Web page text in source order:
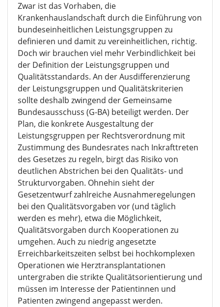
Zwar ist das Vorhaben, die
Krankenhauslandschaft durch die Einführung von
bundeseinheitlichen Leistungsgruppen zu
definieren und damit zu vereinheitlichen, richtig.
Doch wir brauchen viel mehr Verbindlichkeit bei
der Definition der Leistungsgruppen und
Qualitätsstandards. An der Ausdifferenzierung
der Leistungsgruppen und Qualitätskriterien
sollte deshalb zwingend der Gemeinsame
Bundesausschuss (G-BA) beteiligt werden. Der
Plan, die konkrete Ausgestaltung der
Leistungsgruppen per Rechtsverordnung mit
Zustimmung des Bundesrates nach Inkrafttreten
des Gesetzes zu regeln, birgt das Risiko von
deutlichen Abstrichen bei den Qualitäts- und
Strukturvorgaben. Ohnehin sieht der
Gesetzentwurf zahlreiche Ausnahmeregelungen
bei den Qualitätsvorgaben vor (und täglich
werden es mehr), etwa die Möglichkeit,
Qualitätsvorgaben durch Kooperationen zu
umgehen. Auch zu niedrig angesetzte
Erreichbarkeitszeiten selbst bei hochkomplexen
Operationen wie Herztransplantationen
untergraben die strikte Qualitätsorientierung und
müssen im Interesse der Patientinnen und
Patienten zwingend angepasst werden.